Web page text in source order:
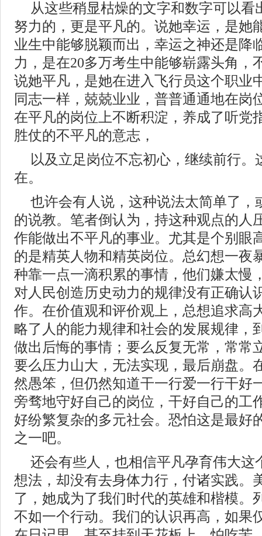
从这些稍显枯燥的文字和数字可以看
努力的，更是平凡的。说她幸运，是她
业生中能够脱颖而出，幸运之神还是降
力，是在20多万考生中能够崭露头角，
说她平凡，是她在进入飞行员这个职业
同志一样，兢兢业业，普普通通地在岗
在平凡的岗位上不断积淀，养成了听党
胜仗的不平凡的意志，
以及立足岗位不忘初心，继续前行。
在。
也许会有人说，这种说法太简单了，
的说教。笔者倒认为，持这种观点的人
作能做出不平凡的事业。尤其是个别眼
的是精英人物和精英岗位。总幻想一夜
种靠一点一滴积累的事情，他们嫌太慢
对人民创造历史动力的规律没有正确认
作。在价值观和评价观上，总想追求高
略了人的能力规律和社会的发展规律，
做出后悔的事情；要么反复无常，常常
要么压力山大，无法实现，最后崩盘。
然愚笨，但仍然知道干一行爱一行干好
旁骛地守好自己的岗位，干好自己的工
好纷繁复杂的多元社会。恐怕这是最好
之一吧。
还会有些人，也相信平凡孕育伟大这
想法，却没有去身体力行，付诸实践。
了，她成为了我们时代的英雄和楷模。
不如一个行动。我们的认识再高，如果